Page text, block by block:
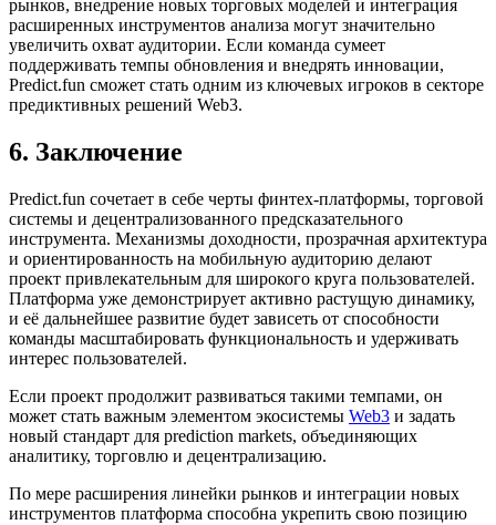
рынков, внедрение новых торговых моделей и интеграция
расширенных инструментов анализа могут значительно
увеличить охват аудитории. Если команда сумеет
поддерживать темпы обновления и внедрять инновации,
Predict.fun сможет стать одним из ключевых игроков в секторе
предиктивных решений Web3.
6. Заключение
Predict.fun сочетает в себе черты финтех-платформы, торговой
системы и децентрализованного предсказательного
инструмента. Механизмы доходности, прозрачная архитектура
и ориентированность на мобильную аудиторию делают
проект привлекательным для широкого круга пользователей.
Платформа уже демонстрирует активно растущую динамику,
и её дальнейшее развитие будет зависеть от способности
команды масштабировать функциональность и удерживать
интерес пользователей.
Если проект продолжит развиваться такими темпами, он
может стать важным элементом экосистемы Web3 и задать
новый стандарт для prediction markets, объединяющих
аналитику, торговлю и децентрализацию.
По мере расширения линейки рынков и интеграции новых
инструментов платформа способна укрепить свою позицию